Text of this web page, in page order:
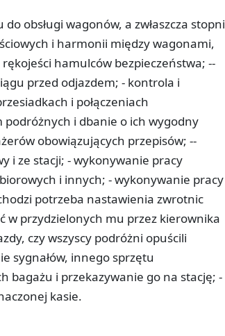
obsługi wagonów, a zwłaszcza stopni
i harmonii między wagonami,
hamulców bezpieczeństwa; -­
przed odjazdem; -­ kontrola i
i połączeniach
i dbanie o ich wygodny
obowiązujących przepisów; -­
i ze stacji; -­ wykonywanie pracy
i innych; -­ wykonywanie pracy
potrzeba nastawienia zwrotnic
w przydzielonych mu przez kierownika
czy wszyscy podróżni opuścili
sygnałów, innego sprzętu
bagażu i przekazywanie go na stację;
kasie.